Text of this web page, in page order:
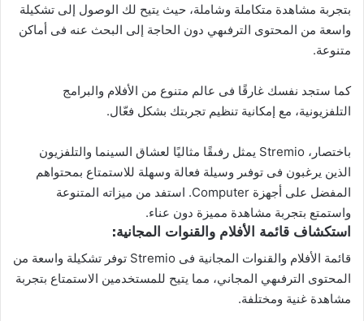
بتجربة مشاهدة متكاملة وشاملة، حيث يتيح لك الوصول إلى تشكيلة
واسعة من المحتوى الترفىهي دون الحاجة إلى البحث عنه فى أماكن
متنوعة.
كما ستجد نفسك غارقًا فى عالم متنوع من الأفلام والبرامج
التلفزيونية، مع إمكانية تنظيم تجربتك بشكل فعّال.
باختصار، Stremio يمثل رفىقًا مثاليًا لعشاق السينما والتلفزيون
الذين يرغبون فى توفىر وسيلة فعالة وسهلة للاستمتاع بمحتواهم
المفضل على أجهزة Computer. استفد من ميزاته المتنوعة
واستمتع بتجربة مشاهدة مميزة دون عناء.
استكشاف قائمة الأفلام والقنوات المجانية:
قائمة الأفلام والقنوات المجانية فى Stremio توفر تشكيلة واسعة من
المحتوى الترفىهي المجاني، مما يتيح للمستخدمين الاستمتاع بتجربة
مشاهدة غنية ومختلفة.